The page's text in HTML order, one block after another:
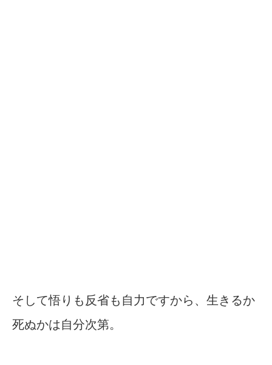
そして悟りも反省も自力ですから、生きるか
死ぬかは自分次第。